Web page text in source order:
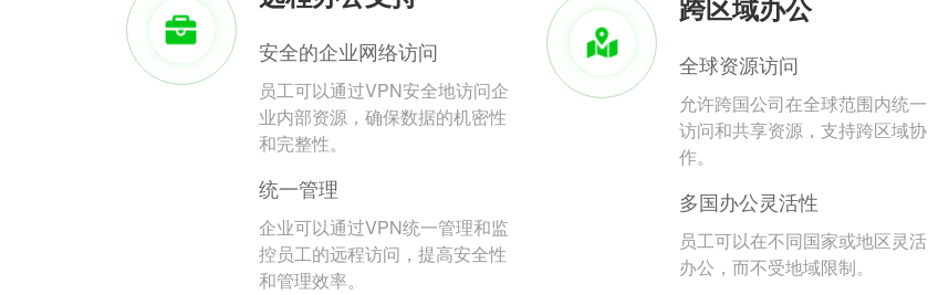
安全的企业网络访问
员工可以通过VPN安全地访问企
业内部资源，确保数据的机密性
和完整性。
统一管理
企业可以通过VPN统一管理和监
控员工的远程访问，提高安全性
和管理效率。
跨区域办公
全球资源访问
允许跨国公司在全球范围内统一
访问和共享资源，支持跨区域协
作。
多国办公灵活性
员工可以在不同国家或地区灵活
办公，而不受地域限制。